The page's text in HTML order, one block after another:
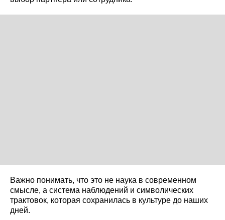
Важно понимать, что это не наука в современном
смысле, а система наблюдений и символических
трактовок, которая сохранилась в культуре до наших
дней.